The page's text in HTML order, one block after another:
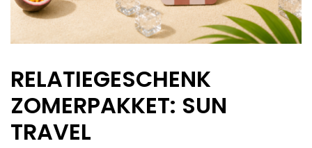
RELATIEGESCHENK
ZOMERPAKKET: SUN
TRAVEL